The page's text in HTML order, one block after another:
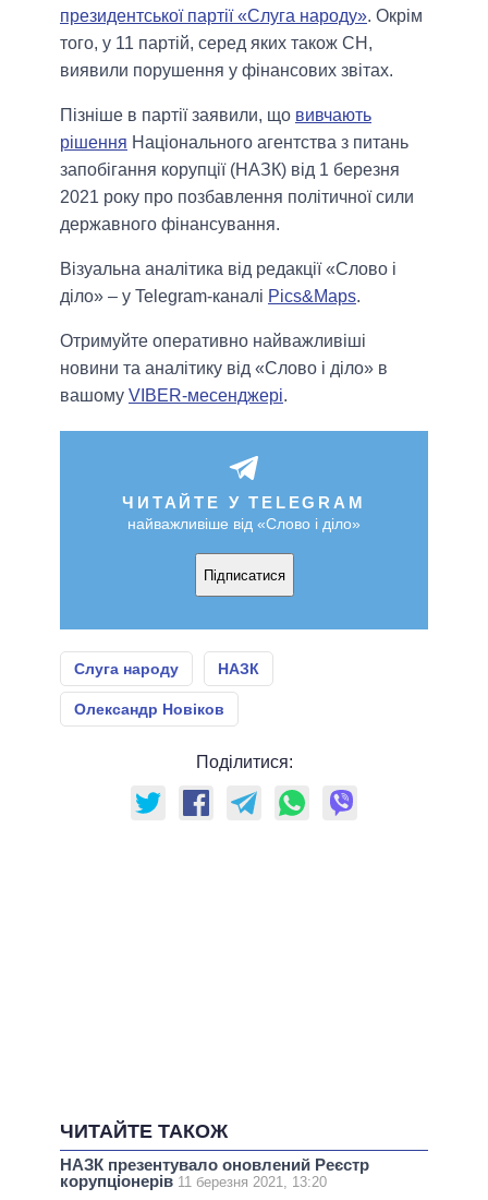
президентської партії «Слуга народу». Окрім
того, у 11 партій, серед яких також СН,
виявили порушення у фінансових звітах.
Пізніше в партії заявили, що вивчають
рішення Національного агентства з питань
запобігання корупції (НАЗК) від 1 березня
2021 року про позбавлення політичної сили
державного фінансування.
Візуальна аналітика від редакції «Слово і
діло» – у Telegram-каналі Pics&Maps.
Отримуйте оперативно найважливіші
новини та аналітику від «Слово і діло» в
вашому VIBER-месенджері.
ЧИТАЙТЕ У TELEGRAM
найважливіше від «Слово і діло»
Підписатися
Слуга народу НАЗК
Олександр Новіков
Поділитися:
ЧИТАЙТЕ ТАКОЖ
НАЗК презентувало оновлений Реєстр
корупціонерів 11 березня 2021, 13:20